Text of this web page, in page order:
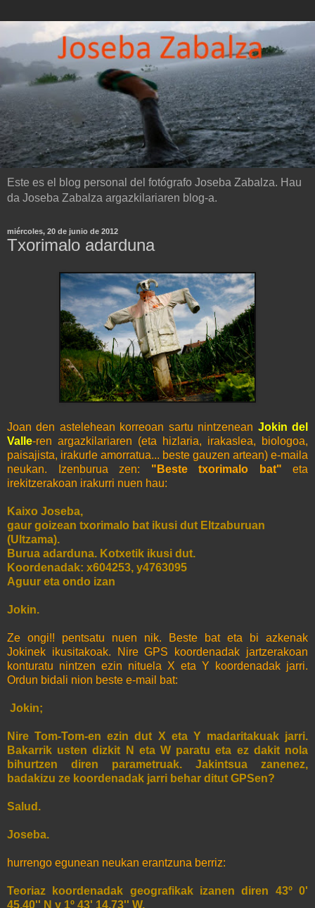
Este es el blog personal del fotógrafo Joseba Zabalza. Hau
da Joseba Zabalza argazkilariaren blog-a.
miércoles, 20 de junio de 2012
Txorimalo adarduna
Joan den astelehean korreoan sartu nintzenean Jokin del
Valle-ren argazkilariaren (eta hizlaria, irakaslea, biologoa,
paisajista, irakurle amorratua... beste gauzen artean) e-maila
neukan. Izenburua zen: "Beste txorimalo bat" eta
irekitzerakoan irakurri nuen hau:
Kaixo Joseba,
gaur goizean txorimalo bat ikusi dut Eltzaburuan
(Ultzama).
Burua adarduna. Kotxetik ikusi dut.
Koordenadak: x604253, y4763095
Aguur eta ondo izan
Jokin.
Ze ongi!! pentsatu nuen nik. Beste bat eta bi azkenak
Jokinek ikusitakoak. Nire GPS koordenadak jartzerakoan
konturatu nintzen ezin nituela X eta Y koordenadak jarri.
Ordun bidali nion beste e-mail bat:
Jokin;
Nire Tom-Tom-en ezin dut X eta Y madaritakuak jarri.
Bakarrik usten dizkit N eta W paratu eta ez dakit nola
bihurtzen diren parametruak. Jakintsua zanenez,
badakizu ze koordenadak jarri behar ditut GPSen?
Salud.
Joseba.
hurrengo egunean neukan erantzuna berriz:
Teoriaz koordenadak geografikak izanen diren 43º 0'
45,40'' N y 1º 43' 14,73'' W.